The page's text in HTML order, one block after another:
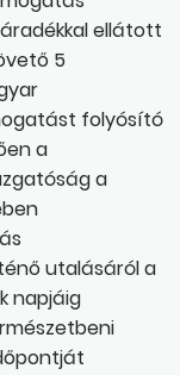
ellátott
5
folyósító
a
a
utalásáról a
napjáig